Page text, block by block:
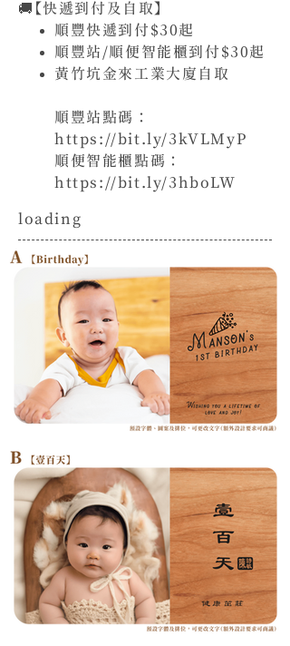
🚚【快遞到付及自取】
順豐快遞到付$30起
順豐站/順便智能櫃到付$30起
黃竹坑金來工業大廈自取
順豐站點碼：
https://bit.ly/3kVLMyP
順便智能櫃點碼：
https://bit.ly/3hboLW
loading